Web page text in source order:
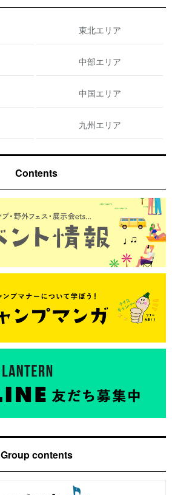
東北エリア
中部エリア
中国エリア
九州エリア
Contents
Group contents